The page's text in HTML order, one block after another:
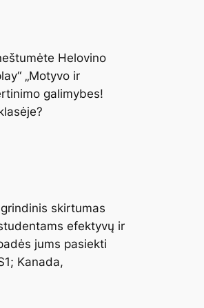
Helovino
„Motyvo ir
galimybes!
skirtumas
efektyvų ir
jums pasiekti
Kanada,